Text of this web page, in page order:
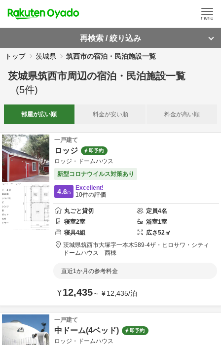
再検索 / 絞り込み
トップ 茨城県 筑西市の宿泊・民泊施設一覧
茨城県筑西市周辺の宿泊・民泊施設一覧
(5件)
部屋が広い順 料金が安い順 料金が高い順
一戸建て
ロッジ 即予約
ロッジ・ドームハウス
新型コロナウイルス対策あり
4.6/5
Excellent!
10件の評価
丸ごと貸切 定員4名
寝室2室 浴室1室
寝具4組 広さ52㎡
茨城県筑西市大塚字一本木589-4ザ・ヒロサワ・シティ
ドームハウス 西棟
直近1か月の参考料金
¥12,435～ ¥12,435/泊
一戸建て
中ドーム(4ベッド) 即予約
ロッジ・ドームハウス